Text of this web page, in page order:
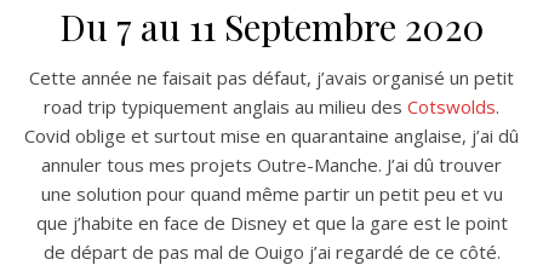
Du 7 au 11 Septembre 2020
Cette année ne faisait pas défaut, j’avais organisé un petit
road trip typiquement anglais au milieu des Cotswolds.
Covid oblige et surtout mise en quarantaine anglaise, j’ai dû
annuler tous mes projets Outre-Manche. J’ai dû trouver
une solution pour quand même partir un petit peu et vu
que j’habite en face de Disney et que la gare est le point
de départ de pas mal de Ouigo j’ai regardé de ce côté.